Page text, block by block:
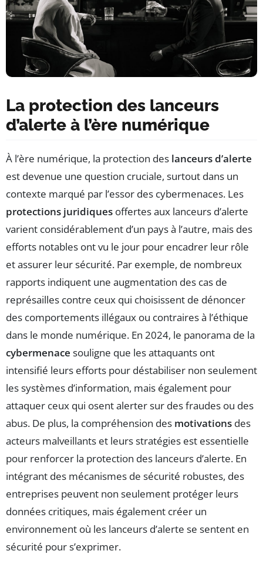
La protection des lanceurs
d’alerte à l’ère numérique
À l’ère numérique, la protection des lanceurs d’alerte
est devenue une question cruciale, surtout dans un
contexte marqué par l’essor des cybermenaces. Les
protections juridiques offertes aux lanceurs d’alerte
varient considérablement d’un pays à l’autre, mais des
efforts notables ont vu le jour pour encadrer leur rôle
et assurer leur sécurité. Par exemple, de nombreux
rapports indiquent une augmentation des cas de
représailles contre ceux qui choisissent de dénoncer
des comportements illégaux ou contraires à l’éthique
dans le monde numérique. En 2024, le panorama de la
cybermenace souligne que les attaquants ont
intensifié leurs efforts pour déstabiliser non seulement
les systèmes d’information, mais également pour
attaquer ceux qui osent alerter sur des fraudes ou des
abus. De plus, la compréhension des motivations des
acteurs malveillants et leurs stratégies est essentielle
pour renforcer la protection des lanceurs d’alerte. En
intégrant des mécanismes de sécurité robustes, des
entreprises peuvent non seulement protéger leurs
données critiques, mais également créer un
environnement où les lanceurs d’alerte se sentent en
sécurité pour s’exprimer.